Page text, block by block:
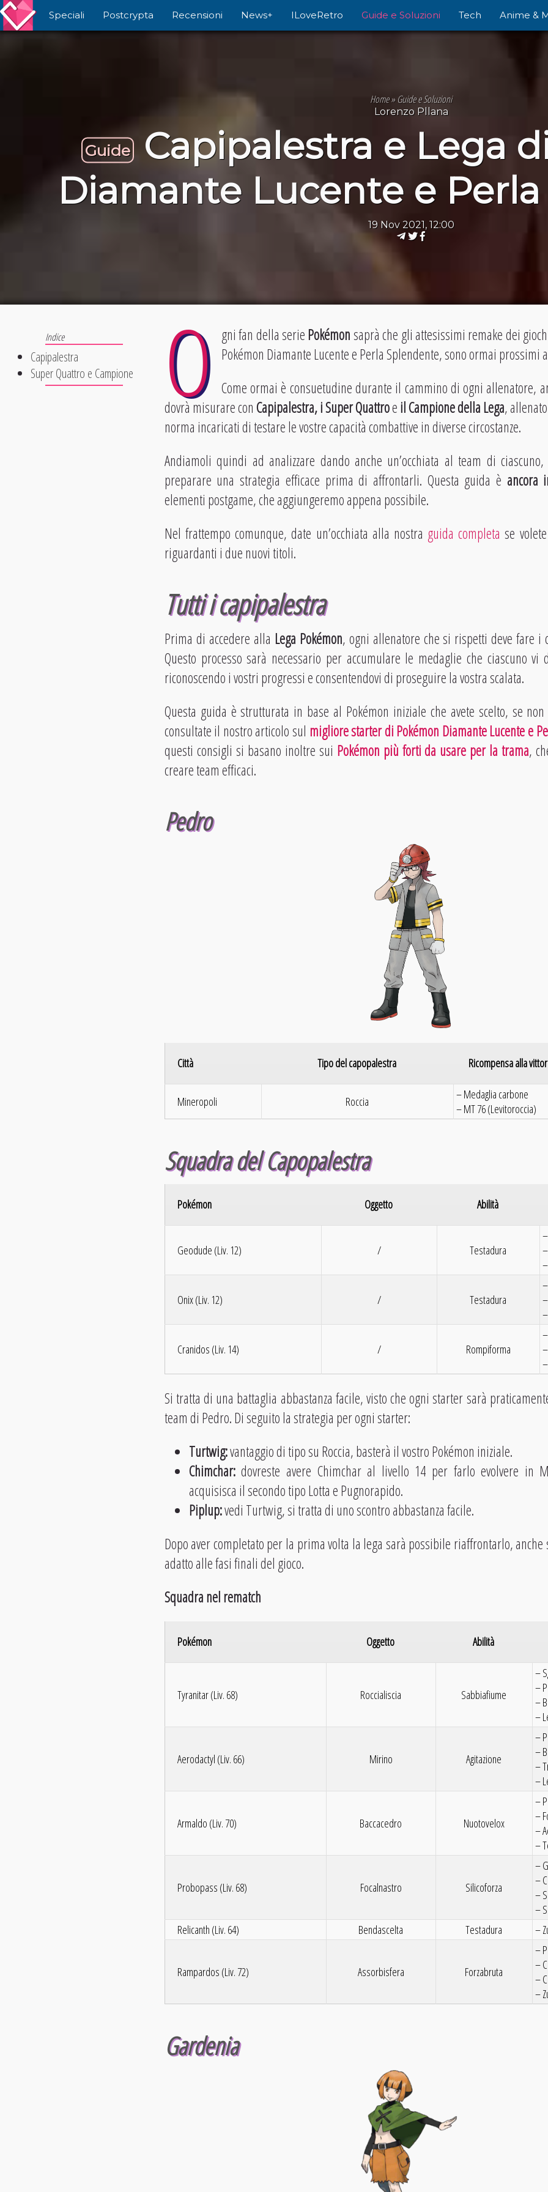
Speciali Postcrypta Recensioni News+ ILoveRetro Guide e Soluzioni Tech Anime &
Home»Guide e Soluzioni
Lorenzo Pllana
Guide
Capipalestra e Lega
Diamante Lucente e
19 Nov 2021, 12:00
O gni fan della seriePokémonsaprà che gli attesissimi remake dei
Pokémon Diamante Lucente e Perla Splendente, sono ormai prossimi
Come ormai è consuetudine durante il cammino di ogni allenatore,
dovrà misurare conCapipalestra, i Super Quattroeil Campione della Lega,
norma incaricati di testare le vostre capacità combattive in diverse circostanze.
Andiamoli quindi ad analizzare dando anche un’occhiata al team di
preparare una strategia efficace prima di affrontarli. Questa guida è ancora
elementi postgame, che aggiungeremo appena possibile.
Nel frattempo comunque, date un’occhiata alla nostra guida completa se
riguardanti i due nuovi titoli.
Capipalestra
Super Quattro e Campione
Tutti i capipalestra
Prima di accedere alla Lega Pokémon, ogni allenatore che si rispetti deve fare
Questo processo sarà necessario per accumulare le medaglie che ciascuno
riconoscendo i vostri progressi e consentendovi di proseguire la vostra scalata.
Questa guida è strutturata in base al Pokémon iniziale che avete scelto, se
consultate il nostro articolo sul migliore starter di Pokémon Diamante Lucente e
questi consigli si basano inoltre sui Pokémon più forti da usare per la trama,
creare team efficaci.
Pedro
Città Tipo del capopalestra Ricompensa alla
Mineropoli Roccia
– Medaglia carbone
– MT 76 (Levitoroccia)
Squadra del Capopalestra
Pokémon Oggetto Abilità
Geodude (Liv. 12) / Testadura
Onix (Liv. 12) / Testadura
Cranidos (Liv. 14) / Rompiforma
Si tratta di una battaglia abbastanza facile, visto che ogni starter sarà
team di Pedro. Di seguito la strategia per ogni starter:
Turtwig:vantaggio di tipo su Roccia, basterà il vostro Pokémon iniziale.
Chimchar:dovreste avere Chimchar al livello 14 per farlo evolvere in
acquisisca il secondo tipo Lotta e Pugnorapido.
Piplup:vedi Turtwig, si tratta di uno scontro abbastanza facile.
Dopo aver completato per la prima volta la lega sarà possibile riaffrontarlo, anche
adatto alle fasi finali del gioco.
Squadra nel rematch
Pokémon Oggetto Abilità
Tyranitar (Liv. 68) Roccialiscia Sabbiafiume
–
–
–
–
Aerodactyl (Liv. 66) Mirino Agitazione
–
–
–
–
Armaldo (Liv. 70) Baccacedro Nuotovelox
–
–
–
–
Probopass (Liv. 68) Focalnastro Silicoforza
–
–
–
–
Relicanth (Liv. 64)
Bendascelta Testadura –
Rampardos (Liv. 72) Assorbisfera Forzabruta
–
–
–
–
Gardenia